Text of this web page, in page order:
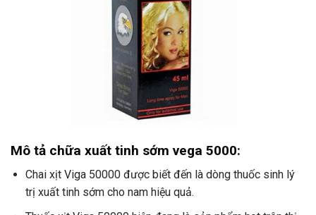
Mô tả chữa xuất tinh sớm vega 5000:
Chai xịt Viga 50000 được biết đến là dòng thuốc sinh lý
trị xuất tinh sớm cho nam hiệu quả.